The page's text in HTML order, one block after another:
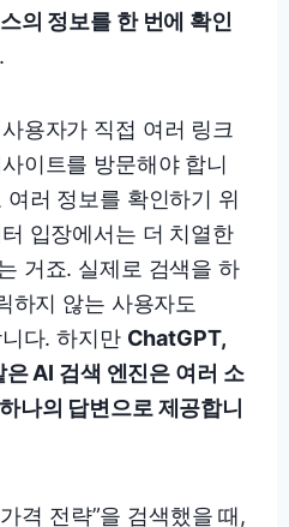
의 정보를 한 번에 확인
용자가 직접 여러 링크
이트를 방문해야 합니
러 정보를 확인하기 위
입장에서는 더 치열한
거죠. 실제로 검색을 하
하지 않는 사용자도
다. 하지만 ChatGPT,
AI 검색 엔진은 여러 소
나의 답변으로 제공합니
격 전략”을 검색했을 때,